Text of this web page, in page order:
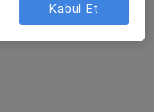
Kabul Et